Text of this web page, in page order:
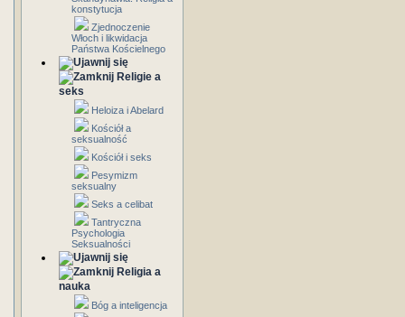
konstytucja
Zjednoczenie
Włoch i likwidacja
Państwa Kościelnego
Religie a
seks
Heloiza i Abelard
Kościół a
seksualność
Kościół i seks
Pesymizm
seksualny
Seks a celibat
Tantryczna
Psychologia
Seksualności
Religia a
nauka
Bóg a inteligencja